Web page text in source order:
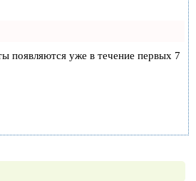
появляются уже в течение первых 7